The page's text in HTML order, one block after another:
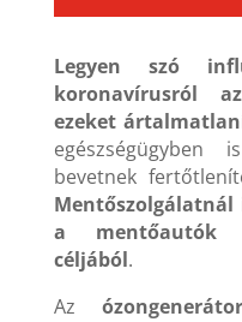
Legyen szó
koronavírusról
ezeket
bevetnek
Mentőszolgálatnál
a mentőautók
céljából.
Az